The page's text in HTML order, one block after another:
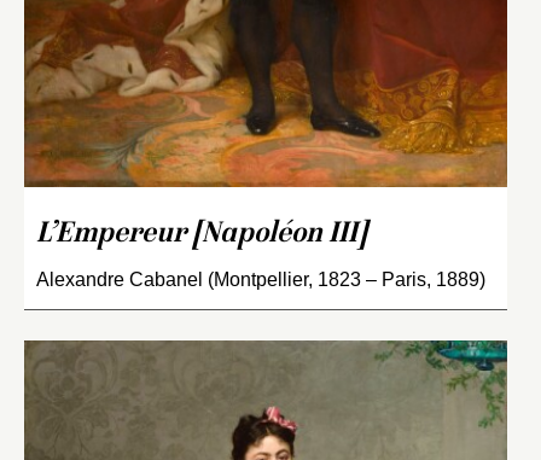
L’Empereur [Napoléon III]
Alexandre Cabanel (Montpellier, 1823 – Paris, 1889)